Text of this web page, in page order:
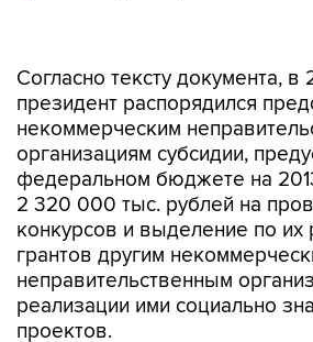
некоммерческим
организациям субсидии,
федеральном бюджете на
2 320 000 тыс. рублей на
конкурсов и выделение по их
грантов другим
неправительственным
реализации ими социально
проектов.
"Минэкономразвития России